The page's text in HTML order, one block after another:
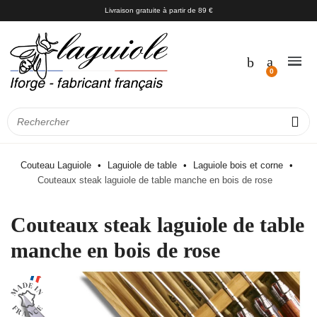
Livraison gratuite à partir de 89 €
Couteau Laguiole Laguiole de table
Laguiole bois et corne
Couteaux steak laguiole de table manche en bois de rose
Couteaux steak laguiole de table
manche en bois de rose